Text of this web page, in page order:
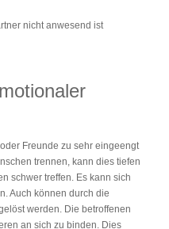
nicht anwesend ist
Freunde zu sehr eingeengt
trennen, kann dies tiefen
schwer treffen. Es kann sich
Auch können durch die
werden. Die betroffenen
an sich zu binden. Dies